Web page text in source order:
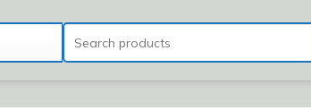
Tìm
kiếm: